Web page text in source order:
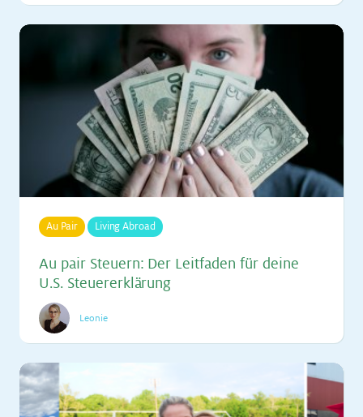
Au Pair Living Abroad
Au pair Steu­ern: Der Leit­fa­den für dei­ne
U.S. Steu­er­er­klä­rung
Leonie